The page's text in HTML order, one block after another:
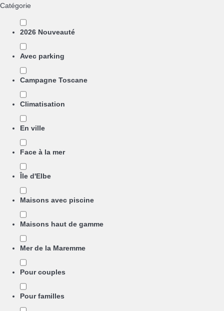
Catégorie
2026 Nouveauté
Avec parking
Campagne Toscane
Climatisation
En ville
Face à la mer
Île d'Elbe
Maisons avec piscine
Maisons haut de gamme
Mer de la Maremme
Pour couples
Pour familles